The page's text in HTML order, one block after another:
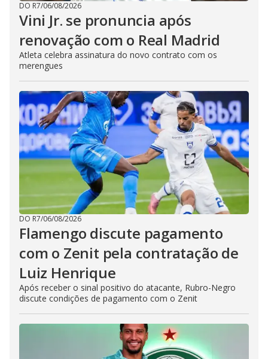
DO R7/06/08/2026
Vini Jr. se pronuncia após
renovação com o Real Madrid
Atleta celebra assinatura do novo contrato com os
merengues
DO R7/06/08/2026
Flamengo discute pagamento
com o Zenit pela contratação de
Luiz Henrique
Após receber o sinal positivo do atacante, Rubro-Negro
discute condições de pagamento com o Zenit